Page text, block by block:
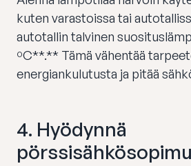
kuten varastoissa tai
autotallin talvinen
ºC**.** Tämä vähentää
energiankulutusta ja pitää
4. Hyödynnä